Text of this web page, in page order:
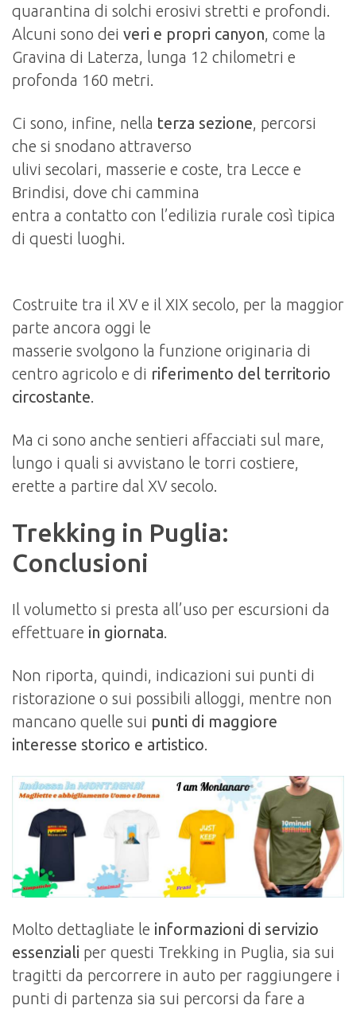
quarantina di solchi erosivi stretti e profondi.
Alcuni sono dei veri e propri canyon, come la
Gravina di Laterza, lunga 12 chilometri e
profonda 160 metri.
Ci sono, infine, nella terza sezione, percorsi
che si snodano attraverso
ulivi secolari, masserie e coste, tra Lecce e
Brindisi, dove chi cammina
entra a contatto con l’edilizia rurale così tipica
di questi luoghi.
Costruite tra il XV e il XIX secolo, per la maggior
parte ancora oggi le
masserie svolgono la funzione originaria di
centro agricolo e di riferimento del territorio
circostante.
Ma ci sono anche sentieri affacciati sul mare,
lungo i quali si avvistano le torri costiere,
erette a partire dal XV secolo.
Trekking in Puglia:
Conclusioni
Il volumetto si presta all’uso per escursioni da
effettuare in giornata.
Non riporta, quindi, indicazioni sui punti di
ristorazione o sui possibili alloggi, mentre non
mancano quelle sui punti di maggiore
interesse storico e artistico.
Molto dettagliate le informazioni di servizio
essenziali per questi Trekking in Puglia, sia sui
tragitti da percorrere in auto per raggiungere i
punti di partenza sia sui percorsi da fare a